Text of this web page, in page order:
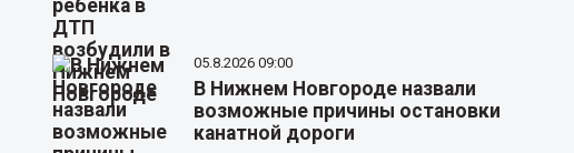
05.8.2026 09:00
В Нижнем Новгороде назвали
возможные причины остановки
канатной дороги